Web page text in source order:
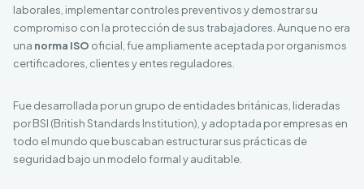
laborales, implementar controles preventivos y demostrar su
compromiso con la protección de sus trabajadores. Aunque no era
una norma ISO oficial, fue ampliamente aceptada por organismos
certificadores, clientes y entes reguladores.
Fue desarrollada por un grupo de entidades británicas, lideradas
por BSI (British Standards Institution), y adoptada por empresas en
todo el mundo que buscaban estructurar sus prácticas de
seguridad bajo un modelo formal y auditable.